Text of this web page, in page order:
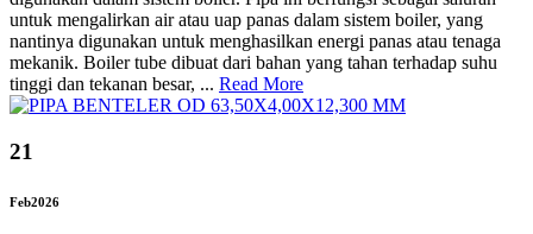
untuk mengalirkan air atau uap panas dalam sistem boiler, yang
nantinya digunakan untuk menghasilkan energi panas atau tenaga
mekanik. Boiler tube dibuat dari bahan yang tahan terhadap suhu
tinggi dan tekanan besar, ... Read More
21
Feb2026